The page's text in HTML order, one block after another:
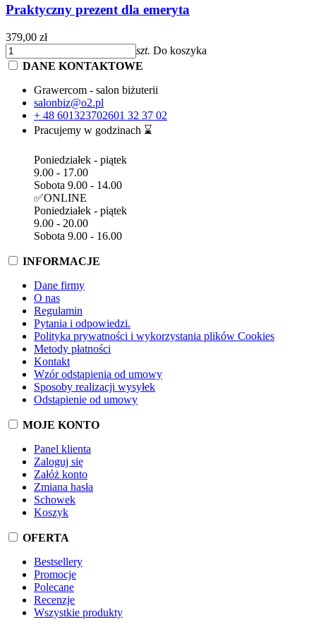
Praktyczny prezent dla emeryta
379,00 zł
szt. Do koszyka
DANE KONTAKTOWE
Grawercom - salon biżuterii
salonbiz@o2.pl
+ 48 601323702601 32 37 02
Pracujemy w godzinach ⌛
Poniedziałek - piątek
9.00 - 17.00
Sobota 9.00 - 14.00
✅ONLINE
Poniedziałek - piątek
9.00 - 20.00
Sobota 9.00 - 16.00
INFORMACJE
Dane firmy
O nas
Regulamin
Pytania i odpowiedzi.
Polityka prywatności i wykorzystania plików Cookies
Metody płatności
Kontakt
Wzór odstąpienia od umowy
Sposoby realizacji wysyłek
Odstąpienie od umowy
MOJE KONTO
Panel klienta
Zaloguj się
Załóż konto
Zmiana hasła
Schowek
Koszyk
OFERTA
Bestsellery
Promocje
Polecane
Recenzje
Wszystkie produkty